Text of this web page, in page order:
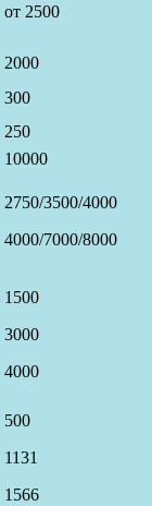
от 2500
2000
300
250
10000
2750/3500/4000
4000/7000/8000
1500
3000
4000
500
1131
1566